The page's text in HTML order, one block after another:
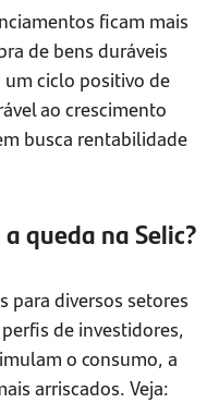
ficam mais
de bens duráveis
um ciclo positivo de
ao crescimento
busca rentabilidade
queda na Selic?
para diversos setores
de investidores,
o consumo, a
arriscados. Veja: